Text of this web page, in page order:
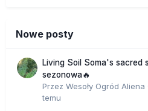
Nowe posty
Living Soil Soma's sacred
sezonowa🔥
Przez Wesoły Ogród Aliena
temu